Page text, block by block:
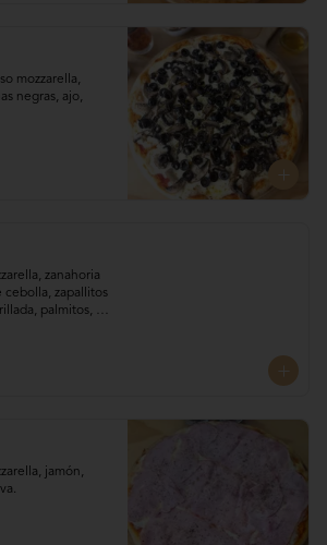
mozzarella,
negras, ajo,
zanahoria
cebolla, zapallitos
palmitos,
jamón,